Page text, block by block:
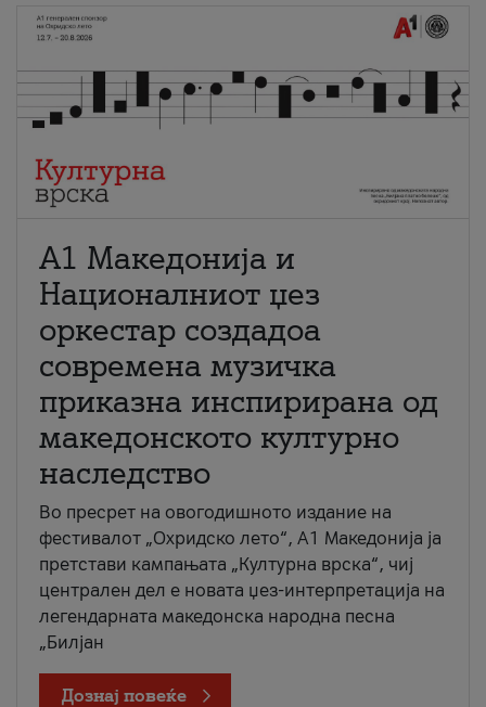
А1 Македонија и
Националниот џез
оркестар создадоа
современа музичка
приказна инспирирана од
македонското културно
наследство
Во пресрет на овогодишното издание на
фестивалот „Охридско лето“, А1 Македонија ја
претстави кампањата „Културна врска“, чиј
централен дел е новата џез-интерпретација на
легендарната македонска народна песна
„Билјан
Дознај повеќе